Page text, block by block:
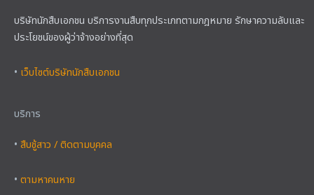
บริษัทนักสืบเอกชน บริการงานสืบทุกประเภทตามกฎหมาย รักษาความลับและ
ประโยชน์ของผู้ว่าจ้างอย่างที่สุด
• เว็บไซต์บริษัทนักสืบเอกชน
บริการ
• สืบชู้สาว / ติดตามบุคคล
• ตามหาคนหาย